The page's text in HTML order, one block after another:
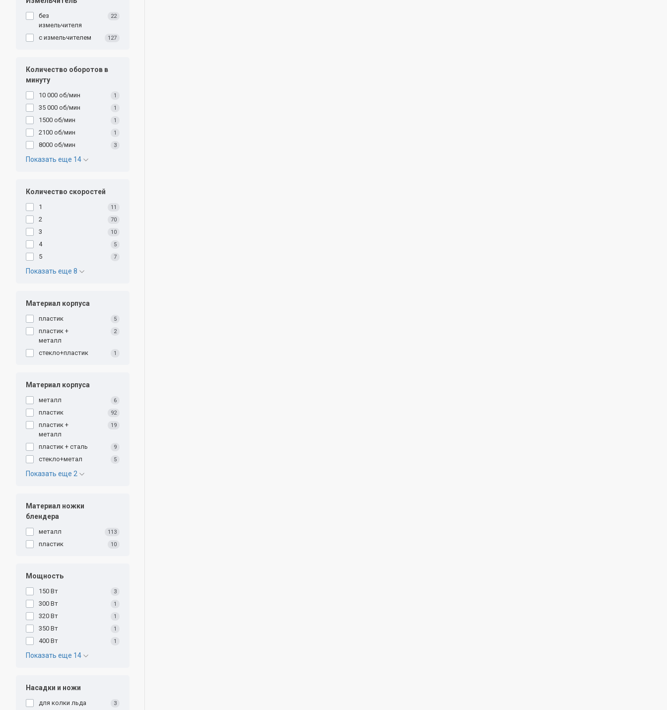
без
измельчителя
22
с измельчителем 127
Количество оборотов в
минуту
10 000 об/мин 1
35 000 об/мин 1
1500 об/мин 1
2100 об/мин 1
8000 об/мин 3
Показать еще 14
Количество скоростей
1 11
2 70
3 10
4 5
5 7
Показать еще 8
Материал корпуса
пластик 5
пластик +
металл
2
стекло+пластик 1
Материал корпуса
металл 6
пластик 92
пластик +
металл
19
пластик + сталь 9
стекло+метал 5
Показать еще 2
Материал ножки
блендера
металл 113
пластик 10
Мощность
150 Вт 3
300 Вт 1
320 Вт 1
350 Вт 1
400 Вт 1
Показать еще 14
Насадки и ножи
для колки льда 3